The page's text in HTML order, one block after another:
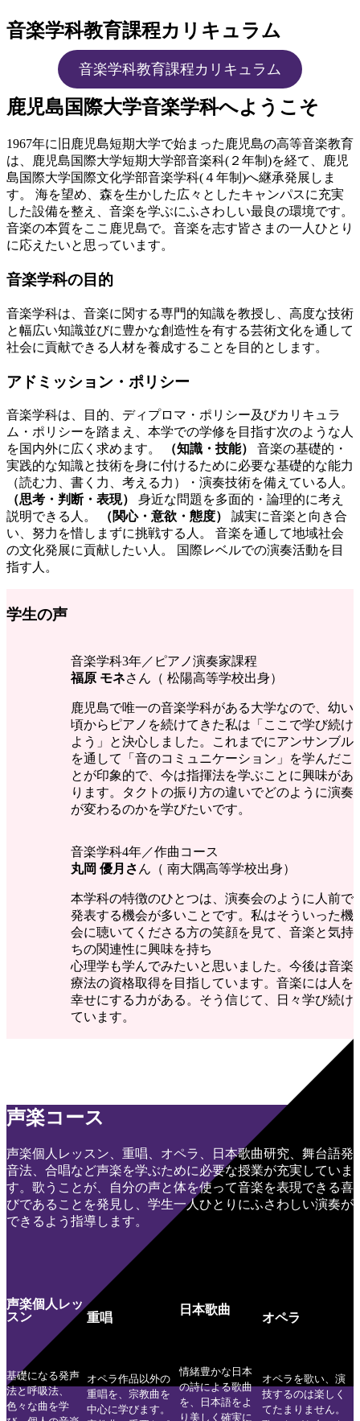
音楽学科教育課程カリキュラム
音楽学科教育課程カリキュラム
鹿児島国際大学音楽学科へようこそ
1967年に旧鹿児島短期大学で始まった鹿児島の高等音楽教育
は、鹿児島国際大学短期大学部音楽科(２年制)を経て、鹿児
島国際大学国際文化学部音楽学科(４年制)へ継承発展しま
す。 海を望め、森を生かした広々としたキャンパスに充実
した設備を整え、音楽を学ぶにふさわしい最良の環境です。
音楽の本質をここ鹿児島で。音楽を志す皆さまの一人ひとり
に応えたいと思っています。
音楽学科の目的
音楽学科は、音楽に関する専門的知識を教授し、高度な技術
と幅広い知識並びに豊かな創造性を有する芸術文化を通して
社会に貢献できる人材を養成することを目的とします。
アドミッション・ポリシー
音楽学科は、目的、ディプロマ・ポリシー及びカリキュラ
ム・ポリシーを踏まえ、本学での学修を目指す次のような人
を国内外に広く求めます。
（知識・技能）
音楽の基礎的・
実践的な知識と技術を身に付けるために必要な基礎的な能力
（読む力、書く力、考える力）・演奏技術を備えている人。
（思考・判断・表現）
身近な問題を多面的・論理的に考え
説明できる人。
（関心・意欲・態度）
誠実に音楽と向き合
い、努力を惜しまずに挑戦する人。 音楽を通して地域社会
の文化発展に貢献したい人。 国際レベルでの演奏活動を目
指す人。
学生の声
音楽学科3年／ピアノ演奏家課程
福原 モネさん（ 松陽高等学校出身）
鹿児島で唯一の音楽学科がある大学なので、幼い
頃からピアノを続けてきた私は「ここで学び続け
よう」と決心しました。これまでにアンサンブル
を通して「音のコミュニケーション」を学んだこ
とが印象的で、今は指揮法を学ぶことに興味があ
ります。タクトの振り方の違いでどのように演奏
が変わるのかを学びたいです。
音楽学科4年／作曲コース
丸岡 優月さ ん（ 南大隅高等学校出身）
本学科の特徴のひとつは、演奏会のように人前で
発表する機会が多いことです。私はそういった機
会に聴いてくださる方の笑顔を見て、音楽と気持
ちの関連性に興味を持ち
心理学も学んでみたいと思いました。今後は音楽
療法の資格取得を目指しています。音楽には人を
幸せにする力がある。そう信じて、日々学び続け
ています。
声楽コース
声楽個人レッスン、重唱、オペラ、日本歌曲研究、舞台語発
音法、合唱など声楽を学ぶために必要な授業が充実していま
す。歌うことが、自分の声と体を使って音楽を表現できる喜
びであることを発見し、学生一人ひとりにふさわしい演奏が
できるよう指導します。
声楽個人レッ
スン
基礎になる発声
法と呼吸法、
色々な曲を学
重唱
オペラ作品以外の
重唱を、宗教曲を
中心に学びます。
日本歌曲
情緒豊かな日本
の詩による歌曲
を、日本語をよ
り美しく確実に
オペラ
オペラを歌い、演
技するのは楽しく
てたまりません。